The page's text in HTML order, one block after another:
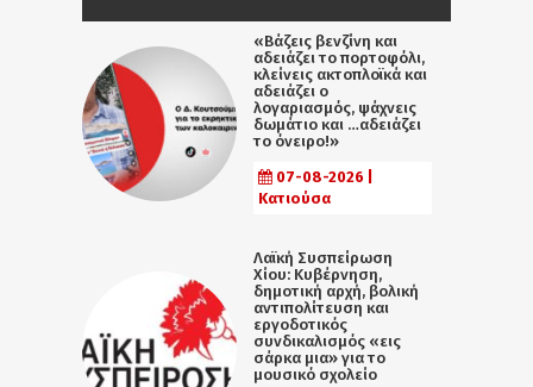
«Βάζεις βενζίνη και
αδειάζει το πορτοφόλι,
κλείνεις ακτοπλοϊκά και
αδειάζει ο
λογαριασμός, ψάχνεις
δωμάτιο και …αδειάζει
το όνειρο!»
07-08-2026 |
Κατιούσα
Λαϊκή Συσπείρωση
Χίου: Κυβέρνηση,
δημοτική αρχή, βολική
αντιπολίτευση και
εργοδοτικός
συνδικαλισμός «εις
σάρκα μια» για το
μουσικό σχολείο